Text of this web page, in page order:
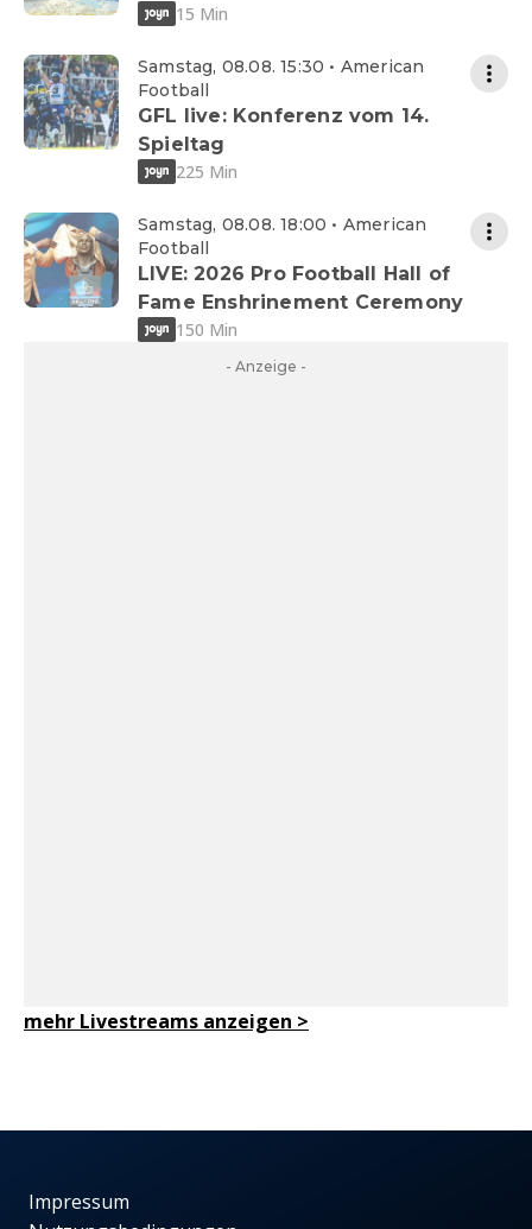
15 Min
Samstag, 08.08. 15:30 • American
Football
GFL live: Konferenz vom 14.
Spieltag
225 Min
Samstag, 08.08. 18:00 • American
Football
LIVE: 2026 Pro Football Hall of
Fame Enshrinement Ceremony
150 Min
- Anzeige -
mehr Livestreams anzeigen >
Impressum